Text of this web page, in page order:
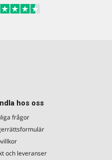
hos oss
frågor
och leveranser